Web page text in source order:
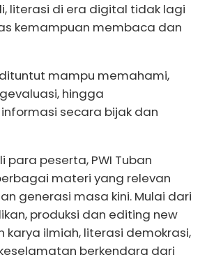
literasi di era digital tidak lagi
kemampuan membaca dan
mampu memahami,
hingga
secara bijak dan
para peserta, PWI Tuban
materi yang relevan
generasi masa kini. Mulai dari
produksi dan editing new
karya ilmiah, literasi demokrasi,
berkendara dari